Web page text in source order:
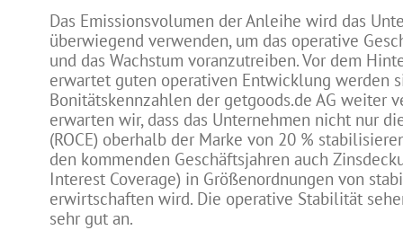
Das Emissionsvolumen der Anleihe wird das
überwiegend verwenden, um das operative
und das Wachstum voranzutreiben. Vor dem
erwartet guten operativen Entwicklung werden
Bonitätskennzahlen der getgoods.de AG weiter
erwarten wir, dass das Unternehmen nicht nur
(ROCE) oberhalb der Marke von 20 %
den kommenden Geschäftsjahren auch
Interest Coverage) in Größenordnungen von
erwirtschaften wird. Die operative Stabilität
sehr gut an.